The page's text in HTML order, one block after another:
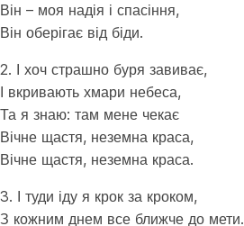
Він – моя надія і спасіння,
Він оберігає від біди.
2. І хоч страшно буря завиває,
І вкривають хмари небеса,
Та я знаю: там мене чекає
Вічне щастя, неземна краса,
Вічне щастя, неземна краса.
3. І туди іду я крок за кроком,
З кожним днем все ближче до мети.